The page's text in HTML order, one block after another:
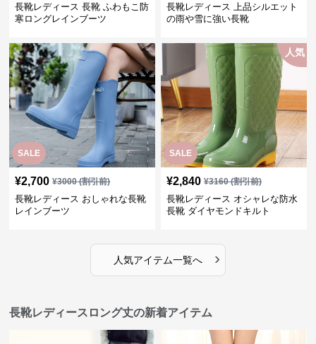
長靴レディース 長靴 ふわもこ防
寒ロングレインブーツ
長靴レディース 上品シルエット
の雨や雪に強い長靴
SALE
¥2,700 ¥3000(割引前)
長靴レディース おしゃれな長靴
レインブーツ
SALE
人気
¥2,840 ¥3160(割引前)
長靴レディース オシャレな防水
長靴 ダイヤモンドキルト
人気アイテム一覧へ ›
長靴レディースロング丈の新着アイテム